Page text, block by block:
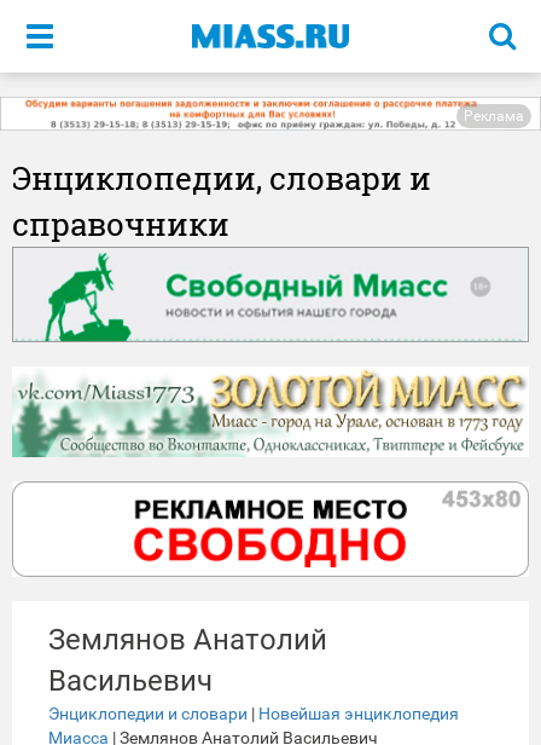
Меню
Реклама
Энциклопедии, словари и
справочники
Землянов Анатолий
Васильевич
Энциклопедии и словари | Новейшая энциклопедия
Миасса | Землянов Анатолий Васильевич